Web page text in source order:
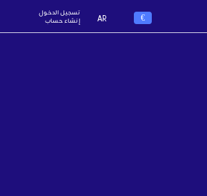
€
AR
تسجيل الدخول
إنشاء حساب